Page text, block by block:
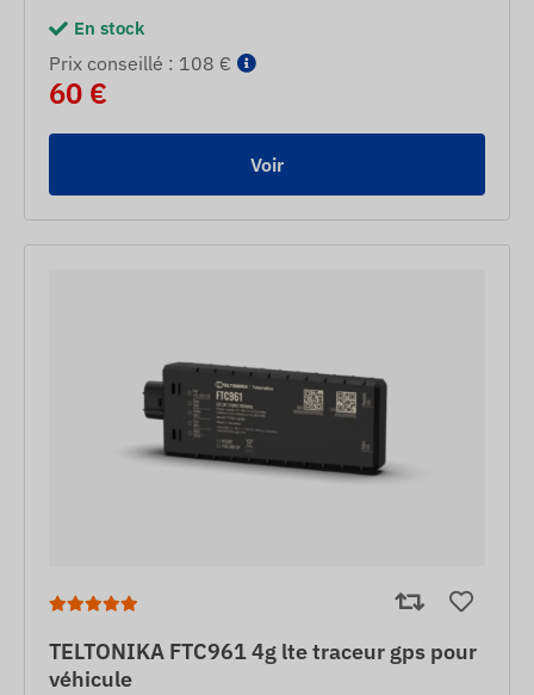
En stock
Prix ​​conseillé : 108 €
60 €
Voir
TELTONIKA FTC961 4g lte traceur gps pour
véhicule